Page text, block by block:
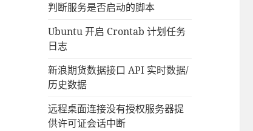
判断服务是否启动的脚本
Ubuntu 开启 Crontab 计划任务
日志
新浪期货数据接口 API 实时数据/
历史数据
远程桌面连接没有授权服务器提
供许可证会话中断